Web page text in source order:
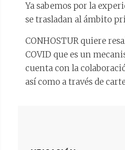
Ya sabemos por la
se trasladan al ámbito
CONHOSTUR quiere
COVID que es un
cuenta con la
así como a través de